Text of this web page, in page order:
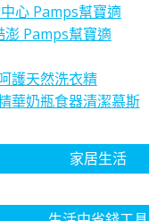
心 Pamps幫寶適
Pamps幫寶適
護天然洗衣精
華奶瓶食器清潔慕斯
家居生活